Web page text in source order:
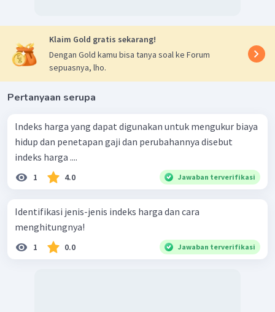
Klaim Gold gratis sekarang!
Dengan Gold kamu bisa tanya soal ke Forum
sepuasnya, lho.
Pertanyaan serupa
lndeks harga yang dapat digunakan untuk mengukur biaya
hidup dan penetapan gaji dan perubahannya disebut
indeks harga ....
1 4.0 Jawaban terverifikasi
Identifikasi jenis-jenis indeks harga dan cara
menghitungnya!
1 0.0 Jawaban terverifikasi